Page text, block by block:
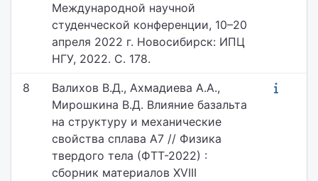
Международной научной
студенческой конференции, 10–20
апреля 2022 г. Новосибирск: ИПЦ
НГУ, 2022. С. 178.
8
Валихов В.Д., Ахмадиева А.А.,
Мирошкина В.Д. Влияние базальта
на структуру и механические
свойства сплава А7 // Физика
твердого тела (ФТТ-2022) :
сборник материалов XVIII